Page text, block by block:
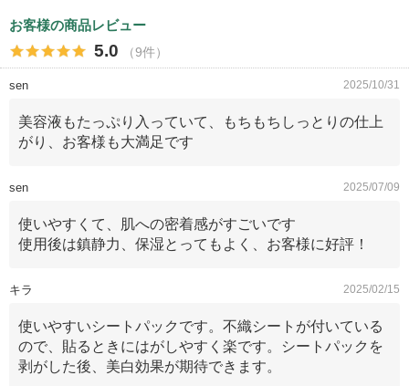
お客様の商品レビュー
5.0 （9件）
sen 2025/10/31
美容液もたっぷり入っていて、もちもちしっとりの仕上
がり、お客様も大満足です
sen 2025/07/09
使いやすくて、肌への密着感がすごいです
使用後は鎮静力、保湿とってもよく、お客様に好評！
キラ 2025/02/15
使いやすいシートパックです。不織シートが付いている
ので、貼るときにはがしやすく楽です。シートパックを
剥がした後、美白効果が期待できます。